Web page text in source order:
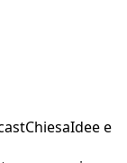
ChiesaIdee e